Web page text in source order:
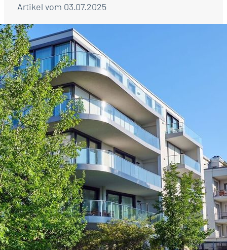
Artikel vom 03.07.2025